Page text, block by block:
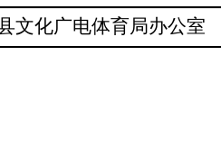
文化广电体育局办公室